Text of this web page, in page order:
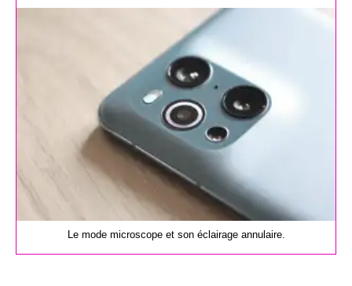
la
Le mode microscope et son éclairage annulaire.